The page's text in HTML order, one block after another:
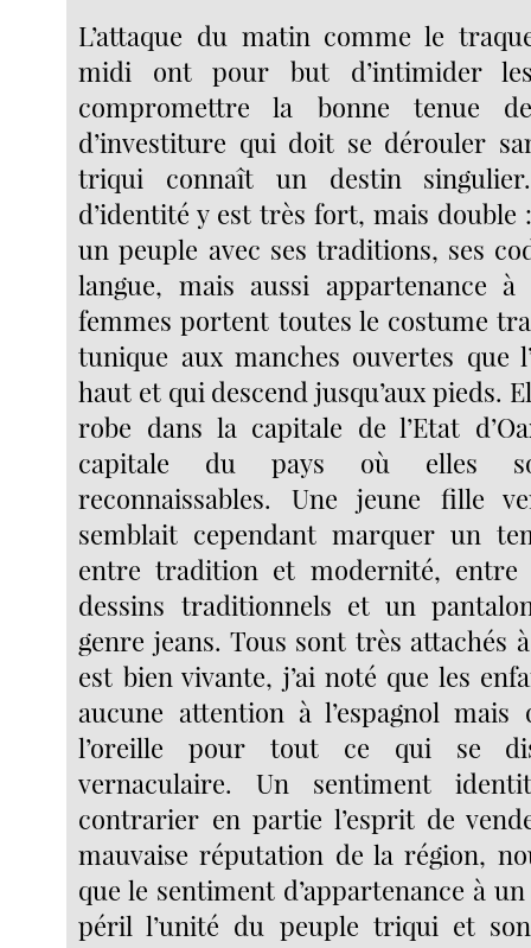
L’attaque du matin comme le
midi ont pour but d’intimider
compromettre la bonne tenue
d’investiture qui doit se dérouler
triqui connaît un destin
d’identité y est très fort, mais double
un peuple avec ses traditions, ses
langue, mais aussi appartenance
femmes portent toutes le costume
tunique aux manches ouvertes que
haut et qui descend jusqu’aux pieds.
robe dans la capitale de l’Etat
capitale du pays où elles
reconnaissables. Une jeune fille
semblait cependant marquer un
entre tradition et modernité, entre
dessins traditionnels et un
genre jeans. Tous sont très attachés
est bien vivante, j’ai noté que les
aucune attention à l’espagnol mais
l’oreille pour tout ce qui se
vernaculaire. Un sentiment
contrarier en partie l’esprit de
mauvaise réputation de la région,
que le sentiment d’appartenance à
péril l’unité du peuple triqui et